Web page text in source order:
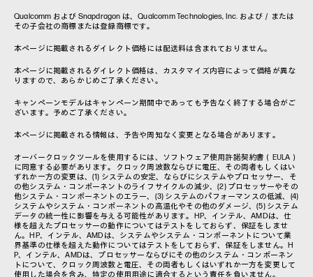
Qualcomm および Snapdragon は、Qualcomm Technologies, Inc. および／または
その子会社の商標または登録商標です。
本ページに掲載されるダイレクト価格には配送料は含まれておりません。
本ページに掲載されるダイレクト価格は、カスタマイズ内容によって価格が異な
りますので、あらかじめご了承ください。
キャンペーンモデルはキャンペーン期間中であっても予告なく終了する場合がご
ざいます。予めご了承ください。
本ページに掲載される情報は、予告や周知なく変更となる場合があります。
オーバークロックツールを使用するには、ソフトウェア使用許諾契約書（EULA）
に同意する必要があります。クロック周波数ならびに電圧、その両者もしくはい
ずれか一方の変更は、(1) システムの安定、ならびにシステムやプロセッサー、そ
の他システム・コンポーネントのライフサイクルの減少、(2) プロセッサーやその
他システム・コンポーネントのエラー、(3) システムのパフォーマンスの低減、(4)
システムやシステム・コンポーネントの高温化やその他のダメージ、(5) システム
データの統一性に影響を与える可能性があります。HP、インテル、AMDは、仕
様を超えたプロセッサーの動作についてはテストをしておらず、保証をしませ
ん。HP、インテル、AMDは、システムやシステム・コンポーネントについて業
界基準の仕様を超えた動作についてはテストをしておらず、保証をしません。H
P、インテル、AMDは、プロセッサーならびにその他のシステム・コンポーネン
トについて、クロック周波数と電圧、その両者もしくはいずれか一方を変更して
使用した場合を含み、特定の使用用途に適合するという責任を負いません。